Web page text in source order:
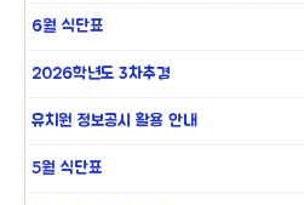
6월 식단표
2026학년도 3차추경
유치원 정보공시 활용 안내
5월 식단표